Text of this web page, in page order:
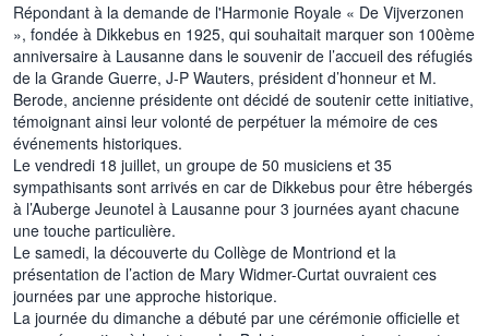
Répondant à la demande de l'Harmonie Royale « De Vijverzonen
», fondée à Dikkebus en 1925, qui souhaitait marquer son 100ème
anniversaire à Lausanne dans le souvenir de l’accueil des réfugiés
de la Grande Guerre, J-P Wauters, président d’honneur et M.
Berode, ancienne présidente ont décidé de soutenir cette initiative,
témoignant ainsi leur volonté de perpétuer la mémoire de ces
événements historiques.
Le vendredi 18 juillet, un groupe de 50 musiciens et 35
sympathisants sont arrivés en car de Dikkebus pour être hébergés
à l’Auberge Jeunotel à Lausanne pour 3 journées ayant chacune
une touche particulière.
Le samedi, la découverte du Collège de Montriond et la
présentation de l’action de Mary Widmer-Curtat ouvraient ces
journées par une approche historique.
La journée du dimanche a débuté par une cérémonie officielle et